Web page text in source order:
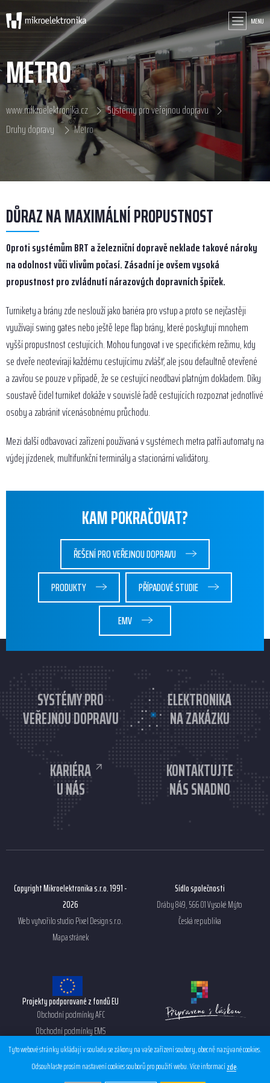
MENU
METRO
www.mikroelektronika.cz
Systémy pro veřejnou dopravu
Druhy dopravy
Metro
DŮRAZ NA MAXIMÁLNÍ PROPUSTNOST
Oproti systémům BRT a železniční dopravě neklade takové nároky
na odolnost vůči vlivům počasí. Zásadní je ovšem vysoká
propustnost pro zvládnutí nárazových dopravních špiček.
Turnikety a brány zde neslouží jako bariéra pro vstup a proto se nejčastěji
využívají swing gates nebo ještě lepe flap brány, které poskytují mnohem
vyšší propustnost cestujících. Mohou fungovat i ve specifickém režimu, kdy
se dveře neotevírají každému cestujícímu zvlášť, ale jsou defaultně otevřené
a zavřou se pouze v případě, že se cestující neodbaví platným dokladem. Díky
soustavě čidel turniket dokáže v souvislé řadě cestujících rozpoznat jednotlivé
osoby a zabránit vícenásobnému průchodu.
Mezi další odbavovací zařízení používaná v systémech metra patří automaty na
výdej jízdenek, multifunkční terminály a stacionární validátory.
KAM POKRAČOVAT?
ŘEŠENÍ PRO VEŘEJNOU DOPRAVU
PRODUKTY
PŘÍPADOVÉ STUDIE
EMV
SYSTÉMY PRO
VEŘEJNOU DOPRAVU
ELEKTRONIKA
NA ZAKÁZKU
KARIÉRA
U NÁS
KONTAKTUJTE
NÁS SNADNO
Copyright Mikroelektronika s.r.o. 1991 -
2026
Web vytvořilo studioPixel Design s.r.o.
Mapa stránek
Sídlo společnosti
Dráby 849, 566 01 Vysoké Mýto
Česká republika
Projekty podporované z fondů EU
Obchodní podmínky AFC
Obchodní podmínky EMS
Ochrana osobních údajů
Whistleblowing
Tyto webové stránky ukládají v souladu se zákony na vaše zařízení soubory, obecně nazývané cookies.
Odsouhlaste prosím nastavení cookies souborů pro použití webu. Více informacízde.